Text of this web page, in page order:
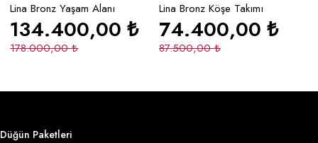
Lina Bronz Yaşam Alanı
178.000,00₺
134.400,00₺
Lina Bronz Köşe Takımı
87.500,00₺
74.400,00₺
Düğün Paketleri